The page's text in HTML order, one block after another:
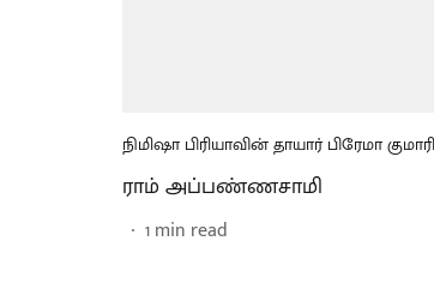
நிமிஷா பிரியாவின் தாயார் பிரேமா குமாரி
ராம் அப்பண்ணசாமி
1min read